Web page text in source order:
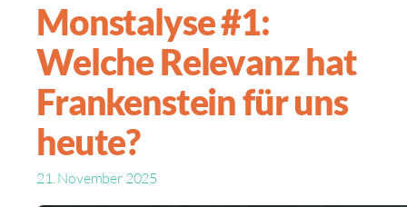
Monstalyse #1:
Welche Relevanz hat
Frankenstein für uns
heute?
21. November 2025